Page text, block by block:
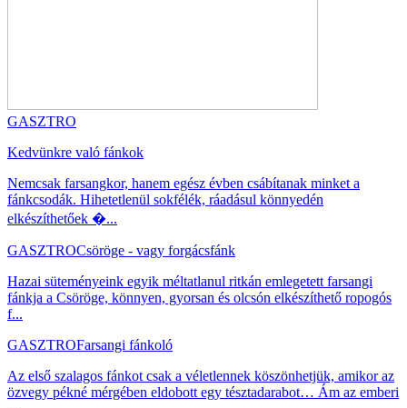
GASZTRO
Kedvünkre való fánkok
Nemcsak farsangkor, hanem egész évben csábítanak minket a
fánkcsodák. Hihetetlenül sokfélék, ráadásul könnyedén
elkészíthetőek �...
GASZTROCsöröge - vagy forgácsfánk
Hazai süteményeink egyik méltatlanul ritkán emlegetett farsangi
fánkja a Csöröge, könnyen, gyorsan és olcsón elkészíthető ropogós
f...
GASZTROFarsangi fánkoló
Az első szalagos fánkot csak a véletlennek köszönhetjük, amikor az
özvegy pékné mérgében eldobott egy tésztadarabot… Ám az emberi